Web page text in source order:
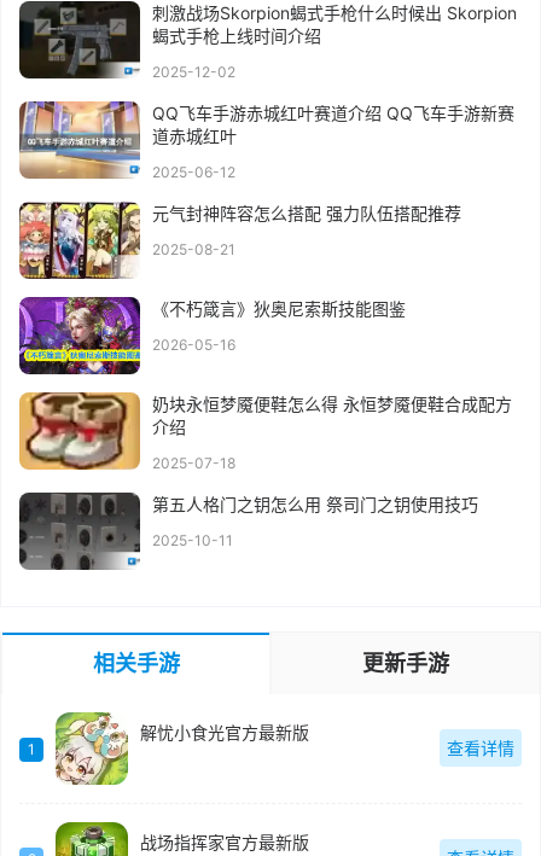
刺激战场Skorpion蝎式手枪什么时候出 Skorpion
蝎式手枪上线时间介绍
2025-12-02
QQ飞车手游赤城红叶赛道介绍 QQ飞车手游新赛
道赤城红叶
2025-06-12
元气封神阵容怎么搭配 强力队伍搭配推荐
2025-08-21
《不朽箴言》狄奥尼索斯技能图鉴
2026-05-16
奶块永恒梦魇便鞋怎么得 永恒梦魇便鞋合成配方
介绍
2025-07-18
第五人格门之钥怎么用 祭司门之钥使用技巧
2025-10-11
相关手游 更新手游
1
解忧小食光官方最新版
查看详情
战场指挥家官方最新版